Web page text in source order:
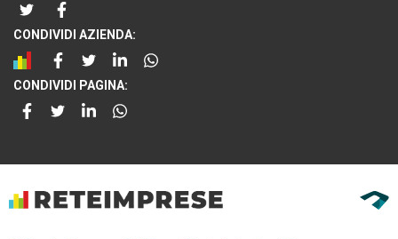
CONDIVIDI AZIENDA:
CONDIVIDI PAGINA: